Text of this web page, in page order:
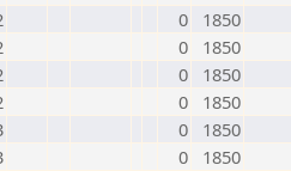
0
1850
0
1850
0
1850
0
1850
0
1850
0
1850